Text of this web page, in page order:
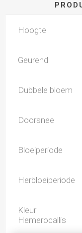
Hoogte
Geurend
Dubbele bloem
Doorsnee
Bloeiperiode
Herbloeiperiode
Kleur
Hemerocallis